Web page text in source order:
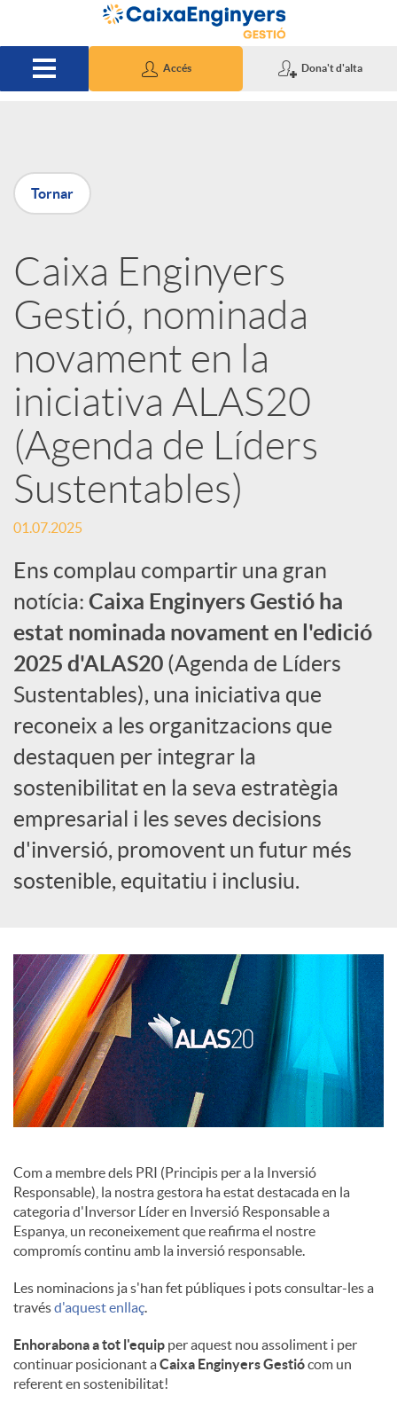
Salta al contingut principal
Accés Dona't d'alta
P
u
b
l
i
c
a
d
o
r
d
e
c
o
n
t
i
n
g
u
t
s
Tornar
Caixa Enginyers
Gestió, nominada
novament en la
iniciativa ALAS20
(Agenda de Líders
Sustentables)
01.07.2025
Ens complau compartir una gran
notícia: Caixa Enginyers Gestió ha
estat nominada novament en l'edició
2025 d'ALAS20 (Agenda de Líders
Sustentables), una iniciativa que
reconeix a les organitzacions que
destaquen per integrar la
sostenibilitat en la seva estratègia
empresarial i les seves decisions
d'inversió, promovent un futur més
sostenible, equitatiu i inclusiu.
Com a membre dels PRI (Principis per a la Inversió
Responsable), la nostra gestora ha estat destacada en la
categoria d'Inversor Líder en Inversió Responsable a
Espanya, un reconeixement que reafirma el nostre
compromís continu amb la inversió responsable.
Les nominacions ja s'han fet públiques i pots consultar-les a
travésd'aquest enllaç.
Enhorabona a tot l'equip per aquest nou assoliment i per
continuar posicionant aCaixa Enginyers Gestiócom un
referent en sostenibilitat!